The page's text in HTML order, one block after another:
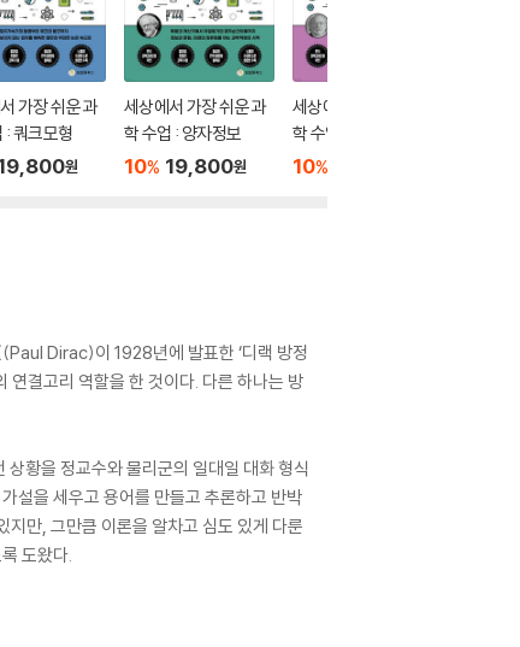
가장 쉬운 과
: 쿼크모형
원
세상에서 가장 쉬운 과
학 수업 : 양자정보
10% 19,800원
세상에서 가장 쉬운 과
학 수업 : 양자물질
10%
Dirac)이 1928년에 발표한 ‘디랙 방정
연결고리 역할을 한 것이다. 다른 하나는 방
황을 정교수와 물리군의 일대일 대화 형식
설을 세우고 용어를 만들고 추론하고 반박
만, 그만큼 이론을 알차고 심도 있게 다룬
도왔다.